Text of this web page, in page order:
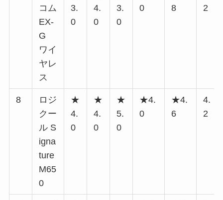
コム
EX-
G
ワイ
ヤレ
ス
3.
0
4.
0
3.
0
0
8
2
8
ロジ
クー
ル S
igna
ture
M65
0
★
4.
0
★
4.
0
★
5.
0
★4.
0
★4.
6
4.
2